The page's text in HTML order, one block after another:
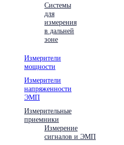
Системы
для
измерения
в дальней
зоне
Измерители
мощности
Измерители
напряженности
ЭМП
Измерительные
приемники
Измерение
сигналов и ЭМП